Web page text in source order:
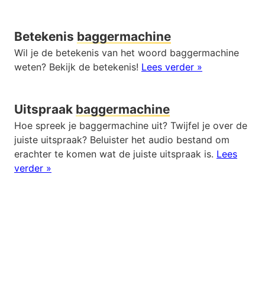
Betekenis baggermachine
Wil je de betekenis van het woord baggermachine
weten? Bekijk de betekenis! Lees verder »
Uitspraak baggermachine
Hoe spreek je baggermachine uit? Twijfel je over de
juiste uitspraak? Beluister het audio bestand om
erachter te komen wat de juiste uitspraak is. Lees
verder »